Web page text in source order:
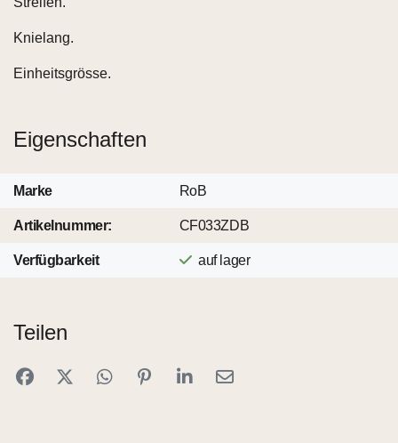
Knielang.
Einheitsgrösse.
Eigenschaften
Marke RoB
Artikelnummer: CF033ZDB
Verfügbarkeit auf lager
Teilen